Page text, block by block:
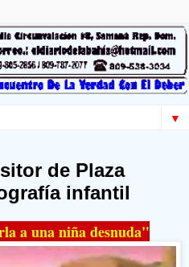
▼
de Plaza
infantil
a una niña desnuda"